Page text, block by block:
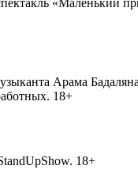
Арама
18+
18+